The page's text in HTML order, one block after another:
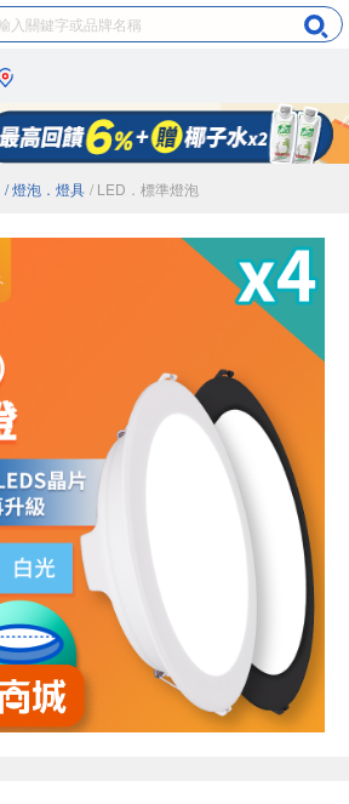
/ 燈泡．燈具 / LED．標準燈泡